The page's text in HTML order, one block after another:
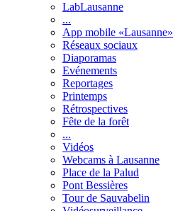
LabLausanne
...
App mobile «Lausanne»
Réseaux sociaux
Diaporamas
Evénements
Reportages
Printemps
Rétrospectives
Fête de la forêt
...
Vidéos
Webcams à Lausanne
Place de la Palud
Pont Bessières
Tour de Sauvabelin